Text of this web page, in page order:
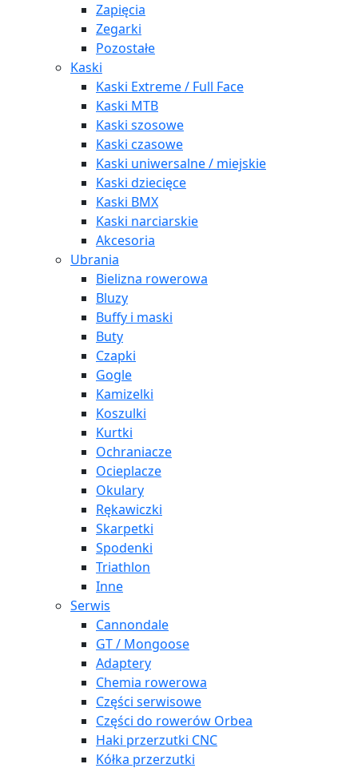
Zapięcia
Zegarki
Pozostałe
Kaski
Kaski Extreme / Full Face
Kaski MTB
Kaski szosowe
Kaski czasowe
Kaski uniwersalne / miejskie
Kaski dziecięce
Kaski BMX
Kaski narciarskie
Akcesoria
Ubrania
Bielizna rowerowa
Bluzy
Buffy i maski
Buty
Czapki
Gogle
Kamizelki
Koszulki
Kurtki
Ochraniacze
Ocieplacze
Okulary
Rękawiczki
Skarpetki
Spodenki
Triathlon
Inne
Serwis
Cannondale
GT / Mongoose
Adaptery
Chemia rowerowa
Części serwisowe
Części do rowerów Orbea
Haki przerzutki CNC
Kółka przerzutki